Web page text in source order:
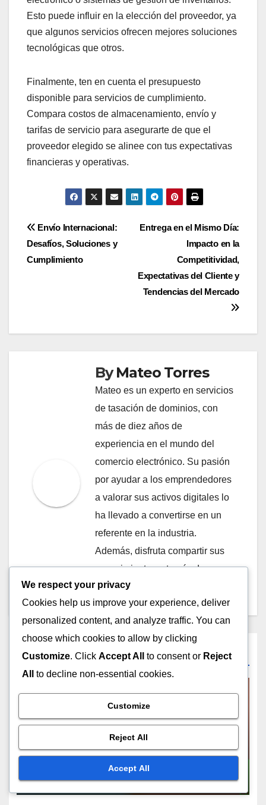
Esto puede influir en la elección del proveedor, ya
que algunos servicios ofrecen mejores soluciones
tecnológicas que otros.
Finalmente, ten en cuenta el presupuesto
disponible para servicios de cumplimiento.
Compara costos de almacenamiento, envío y
tarifas de servicio para asegurarte de que el
proveedor elegido se alinee con tus expectativas
financieras y operativas.
Post
navigation
Entrega en el Mismo Día:
Impacto en la
Competitividad,
Expectativas del Cliente y
Tendencias del Mercado
Envío Internacional:
Desafíos, Soluciones y
Cumplimiento
ByMateo Torres
Mateo es un experto en servicios
de tasación de dominios, con
más de diez años de
experiencia en el mundo del
comercio electrónico. Su pasión
por ayudar a los emprendedores
a valorar sus activos digitales lo
ha llevado a convertirse en un
referente en la industria.
Además, disfruta compartir sus
conocimientos a través de
talleres y artículos en línea.
Related Post
PLATAFORMAS DE COMERCIO ELECTRÓNICO: OPCIONES DE ENVÍO
Envío Gratis: Atracción de
Clientes, Frecuencia de
Compra y Lealtad
MATEO TORRES
We respect your privacy
Cookies help us improve your experience, deliver
personalized content, and analyze traffic. You can
choose which cookies to allow by clicking
Customize. Click Accept All to consent or Reject
All
to decline non-essential cookies.
Customize
Reject All
Accept All